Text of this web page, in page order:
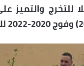
والتميز